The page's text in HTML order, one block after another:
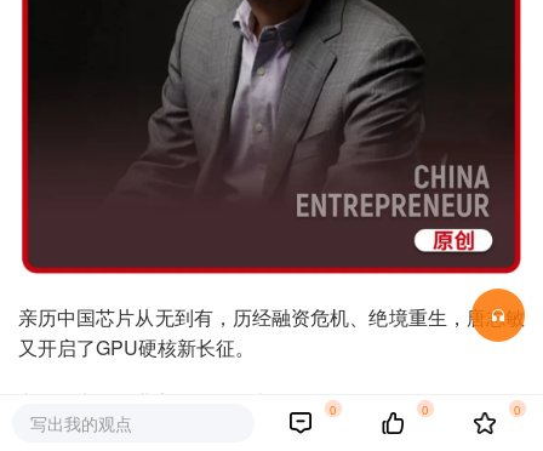
亲历中国芯片从无到有，历经融资危机、绝境重生，唐志敏
又开启了GPU硬核新长征。
文｜《中国企业家》见习记者 孙欣
写出我的观点
0 0 0